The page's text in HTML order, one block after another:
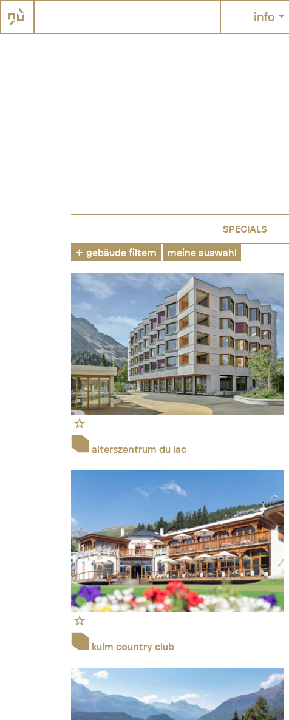
info
SPECIALS
gebäude filtern
meine auswahl
alterszentrum du lac
kulm country club